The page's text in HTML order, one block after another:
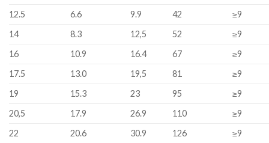
12.5 6.6 9.9 42
≥9
14
8.3 12,5 52
≥9
16
10.9 16.4 67
≥9
17.5
13.0 19,5 81
≥9
19
15.3 23 95
≥9
20,5
17.9 26.9 110
≥9
22
20.6 30.9 126 ≥9